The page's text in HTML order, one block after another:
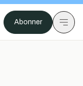
Abonner